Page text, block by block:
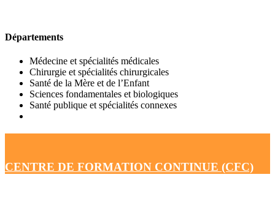
Départements
Médecine et spécialités médicales
Chirurgie et spécialités chirurgicales
Santé de la Mère et de l’Enfant
Sciences fondamentales et biologiques
Santé publique et spécialités connexes
CENTRE DE FORMATION CONTINUE (CFC)